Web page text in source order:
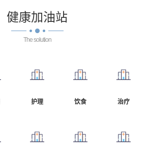
健康加油站
The solution
护理 饮食 治疗